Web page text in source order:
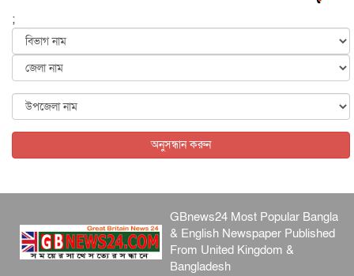
হরমুজ নিয়ে ইরান-মার্কিন চুক্তি হতে পারে আজ : মার্কিন অর্থমন...
আন্তর্জাতিক ৫ আগস্ট, ২০২৬
পৃথিবীর দিকে আসছে বিধ্বংসী বস্তু, পারমাণবিক বোমা দিয়ে করা
ব্...
;
অনুসন্ধান করুন
GBnews24 Most Popular Bangla
& English Newspaper Published
From United Kingdom &
Bangladesh